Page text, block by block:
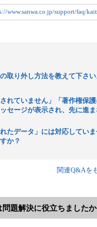
www.sanwa.co.jp/support/faq/
取り外し方法を教えて下さい
されていません」「著作権保
セージが表示され、先に進ま
れたデータ」には対応してい
か？
関連Q&Aを
問題解決に役立ちましたか